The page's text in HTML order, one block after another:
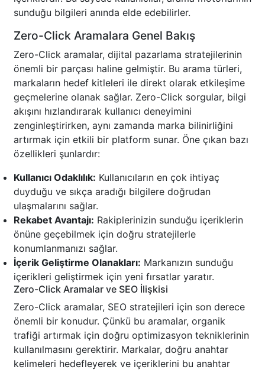
sunduğu bilgileri anında elde edebilirler.
Zero-Click Aramalara Genel Bakış
Zero-Click aramalar, dijital pazarlama stratejilerinin
önemli bir parçası haline gelmiştir. Bu arama türleri,
markaların hedef kitleleri ile direkt olarak etkileşime
geçmelerine olanak sağlar. Zero-Click sorgular, bilgi
akışını hızlandırarak kullanıcı deneyimini
zenginleştirirken, aynı zamanda marka bilinirliğini
artırmak için etkili bir platform sunar. Öne çıkan bazı
özellikleri şunlardır:
Kullanıcı Odaklılık: Kullanıcıların en çok ihtiyaç
duyduğu ve sıkça aradığı bilgilere doğrudan
ulaşmalarını sağlar.
Rekabet Avantajı: Rakiplerinizin sunduğu içeriklerin
önüne geçebilmek için doğru stratejilerle
konumlanmanızı sağlar.
İçerik Geliştirme Olanakları: Markanızın sunduğu
içerikleri geliştirmek için yeni fırsatlar yaratır.
Zero-Click Aramalar ve SEO İlişkisi
Zero-Click aramalar, SEO stratejileri için son derece
önemli bir konudur. Çünkü bu aramalar, organik
trafiği artırmak için doğru optimizasyon tekniklerinin
kullanılmasını gerektirir. Markalar, doğru anahtar
kelimeleri hedefleyerek ve içeriklerini bu anahtar